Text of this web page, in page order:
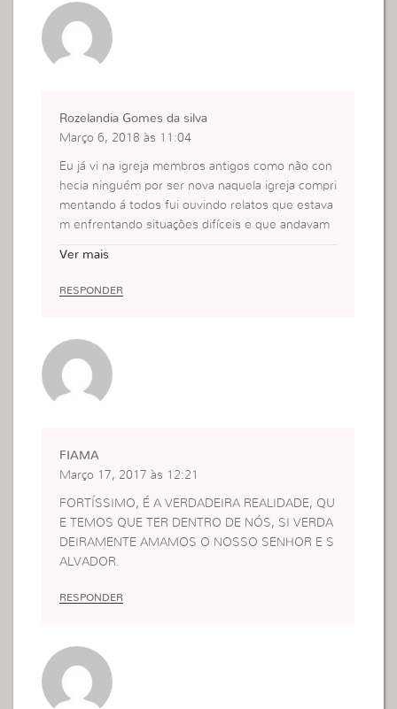
Rozelandia Gomes da silva
Março 6, 2018 às 11:04
Eu já vi na igreja membros antigos como não con
hecia ninguém por ser nova naquela igreja compri
mentando á todos fui ouvindo relatos que estava
m enfrentando situações difíceis e que andavam
Ver mais
RESPONDER
FIAMA
Março 17, 2017 às 12:21
FORTÍSSIMO, É A VERDADEIRA REALIDADE, QU
E TEMOS QUE TER DENTRO DE NÓS, SI VERDA
DEIRAMENTE AMAMOS O NOSSO SENHOR E S
ALVADOR.
RESPONDER